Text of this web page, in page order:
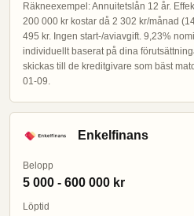
Räkneexempel: Annuitetslån 12 år.
200 000 kr kostar då 2 302 kr/månad
495 kr. Ingen start-/aviavgift. 9,23%
individuellt baserat på dina
skickas till de kreditgivare som bäst
01-09.
Enkelfinans
Belopp
5 000 - 600 000 kr
Löptid